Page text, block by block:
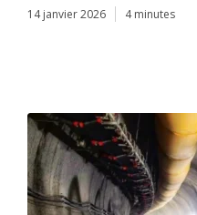
14 janvier 2026 4 minutes